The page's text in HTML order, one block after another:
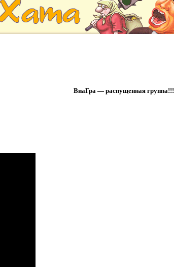
ВиаГра — распущенная группа!!!